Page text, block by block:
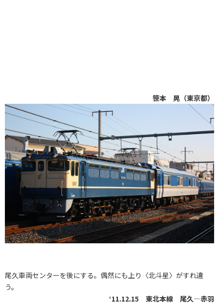
笹本 晃（東京都）
尾久車両センターを後にする。偶然にも上り〈北斗星〉がすれ違
う。
‘11.12.15 東北本線 尾久―赤羽